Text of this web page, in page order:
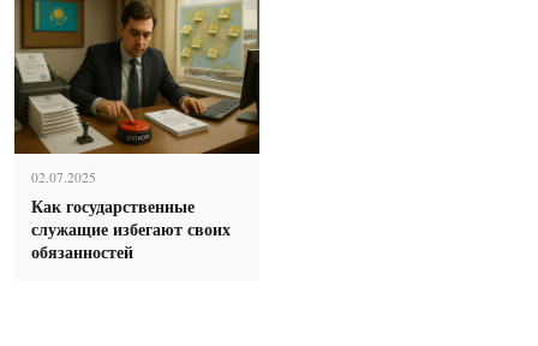
02.07.2025
Как государственные
служащие избегают своих
обязанностей